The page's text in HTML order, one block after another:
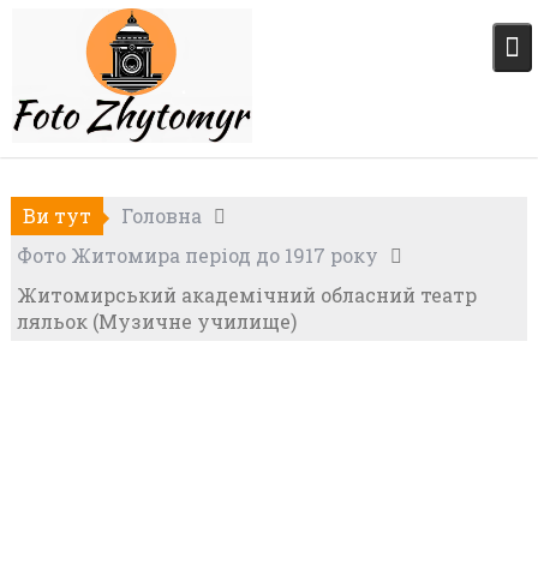
Ви тут
Головна
Фото Житомира період до 1917 року
Житомирський академічний обласний театр
ляльок (Музичне училище)